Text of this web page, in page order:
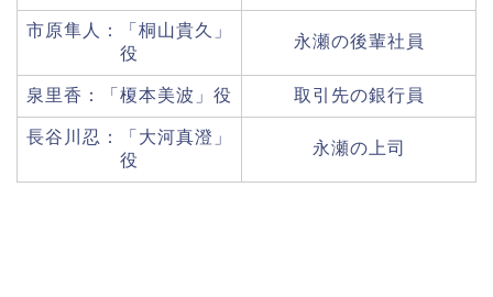
市原隼人：「桐山貴久」
役
永瀬の後輩社員
泉里香：「榎本美波」役 取引先の銀行員
長谷川忍：「大河真澄」
役
永瀬の上司